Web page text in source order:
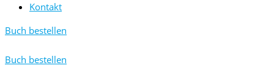
Kontakt
Buch bestellen
Buch bestellen